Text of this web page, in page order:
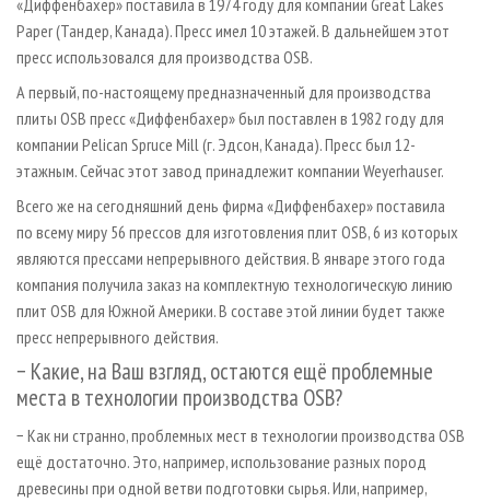
Paper (Тандер, Канада). Пресс имел 10 этажей. В дальнейшем этот
пресс использовался для производства OSB.
А первый, по-настоящему предназначенный для производства
плиты OSB пресс «Диффенбахер» был поставлен в 1982 году для
компании Pelican Spruce Mill (г. Эдсон, Канада). Пресс был 12-
этажным. Сейчас этот завод принадлежит компании Weyerhauser.
Всего же на сегодняшний день фирма «Диффенбахер» поставила
по всему миру 56 прессов для изготовления плит OSB, 6 из которых
являются прессами непрерывного действия. В январе этого года
компания получила заказ на комплектную технологическую линию
плит OSB для Южной Америки. В составе этой линии будет также
пресс непрерывного действия.
− Какие, на Ваш взгляд, остаются ещё проблемные
места в технологии производства OSB?
− Как ни странно, проблемных мест в технологии производства OSB
ещё достаточно. Это, например, использование разных пород
древесины при одной ветви подготовки сырья. Или, например,